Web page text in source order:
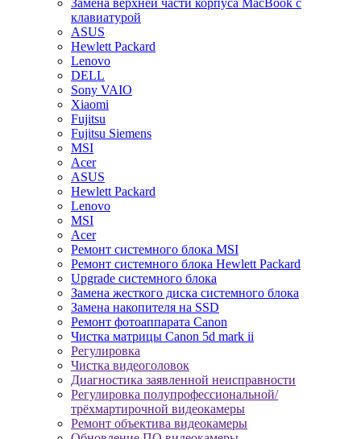
Замена верхней части корпуса MacBook с
клавиатурой
ASUS
Hewlett Packard
Lenovo
DELL
Sony VAIO
Xiaomi
Fujitsu
Fujitsu Siemens
MSI
Acer
ASUS
Hewlett Packard
Lenovo
MSI
Acer
Ремонт системного блока MSI
Ремонт системного блока Hewlett Packard
Upgrade системного блока
Замена жесткого диска системного блока
Замена накопителя на SSD
Ремонт фотоаппарата Canon
Чистка матрицы Canon 5d mark ii
Регулировка
Чистка видеоголовок
Диагностика заявленной неисправности
Регулировка полупрофессиональной/
трёхмартирочной видеокамеры
Ремонт объектива видеокамеры